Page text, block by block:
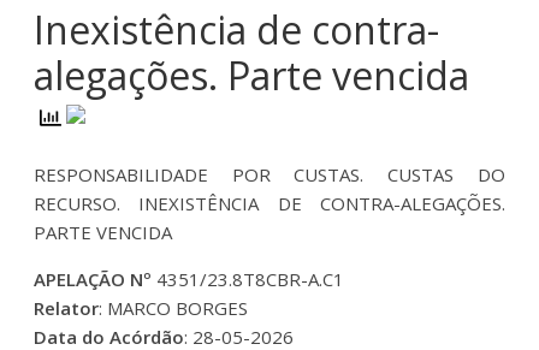
Coimbra
Inexistência de contra-
alegações. Parte vencida
RESPONSABILIDADE POR CUSTAS. CUSTAS DO
RECURSO. INEXISTÊNCIA DE CONTRA-ALEGAÇÕES.
PARTE VENCIDA
APELAÇÃO Nº 4351/23.8T8CBR-A.C1
Relator: MARCO BORGES
Data do Acórdão: 28-05-2026